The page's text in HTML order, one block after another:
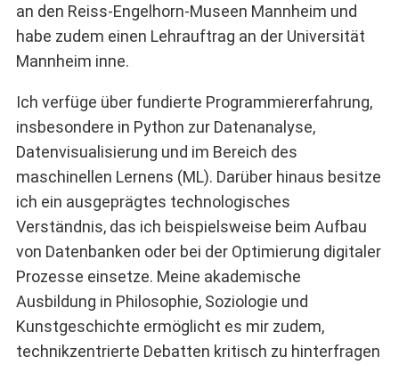
an den Reiss-Engelhorn-Museen Mannheim und
habe zudem einen Lehrauftrag an der Universität
Mannheim inne.
Ich verfüge über fundierte Programmiererfahrung,
insbesondere in Python zur Datenanalyse,
Datenvisualisierung und im Bereich des
maschinellen Lernens (ML). Darüber hinaus besitze
ich ein ausgeprägtes technologisches
Verständnis, das ich beispielsweise beim Aufbau
von Datenbanken oder bei der Optimierung digitaler
Prozesse einsetze. Meine akademische
Ausbildung in Philosophie, Soziologie und
Kunstgeschichte ermöglicht es mir zudem,
technikzentrierte Debatten kritisch zu hinterfragen